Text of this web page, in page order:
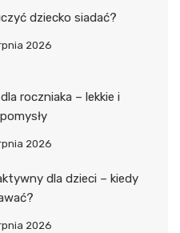
dziecko siadać?
2026
roczniaka – lekkie i
2026
dla dzieci – kiedy
2026